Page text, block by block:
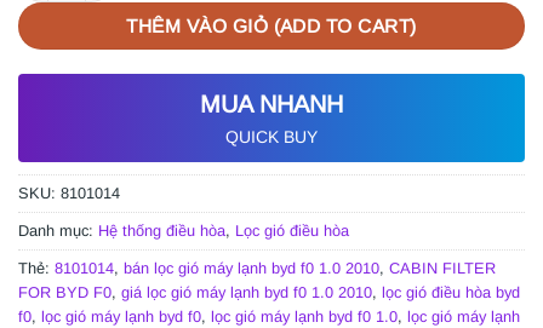
THÊM VÀO GIỎ (ADD TO CART)
MUA NHANH
QUICK BUY
SKU: 8101014
Danh mục: Hệ thống điều hòa, Lọc gió điều hòa
Thẻ: 8101014, bán lọc gió máy lạnh byd f0 1.0 2010, CABIN FILTER
FOR BYD F0, giá lọc gió máy lạnh byd f0 1.0 2010, lọc gió điều hòa byd
f0, lọc gió máy lạnh byd f0, lọc gió máy lạnh byd f0 1.0, lọc gió máy lạnh